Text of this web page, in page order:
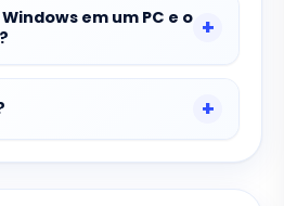
em um PC e o